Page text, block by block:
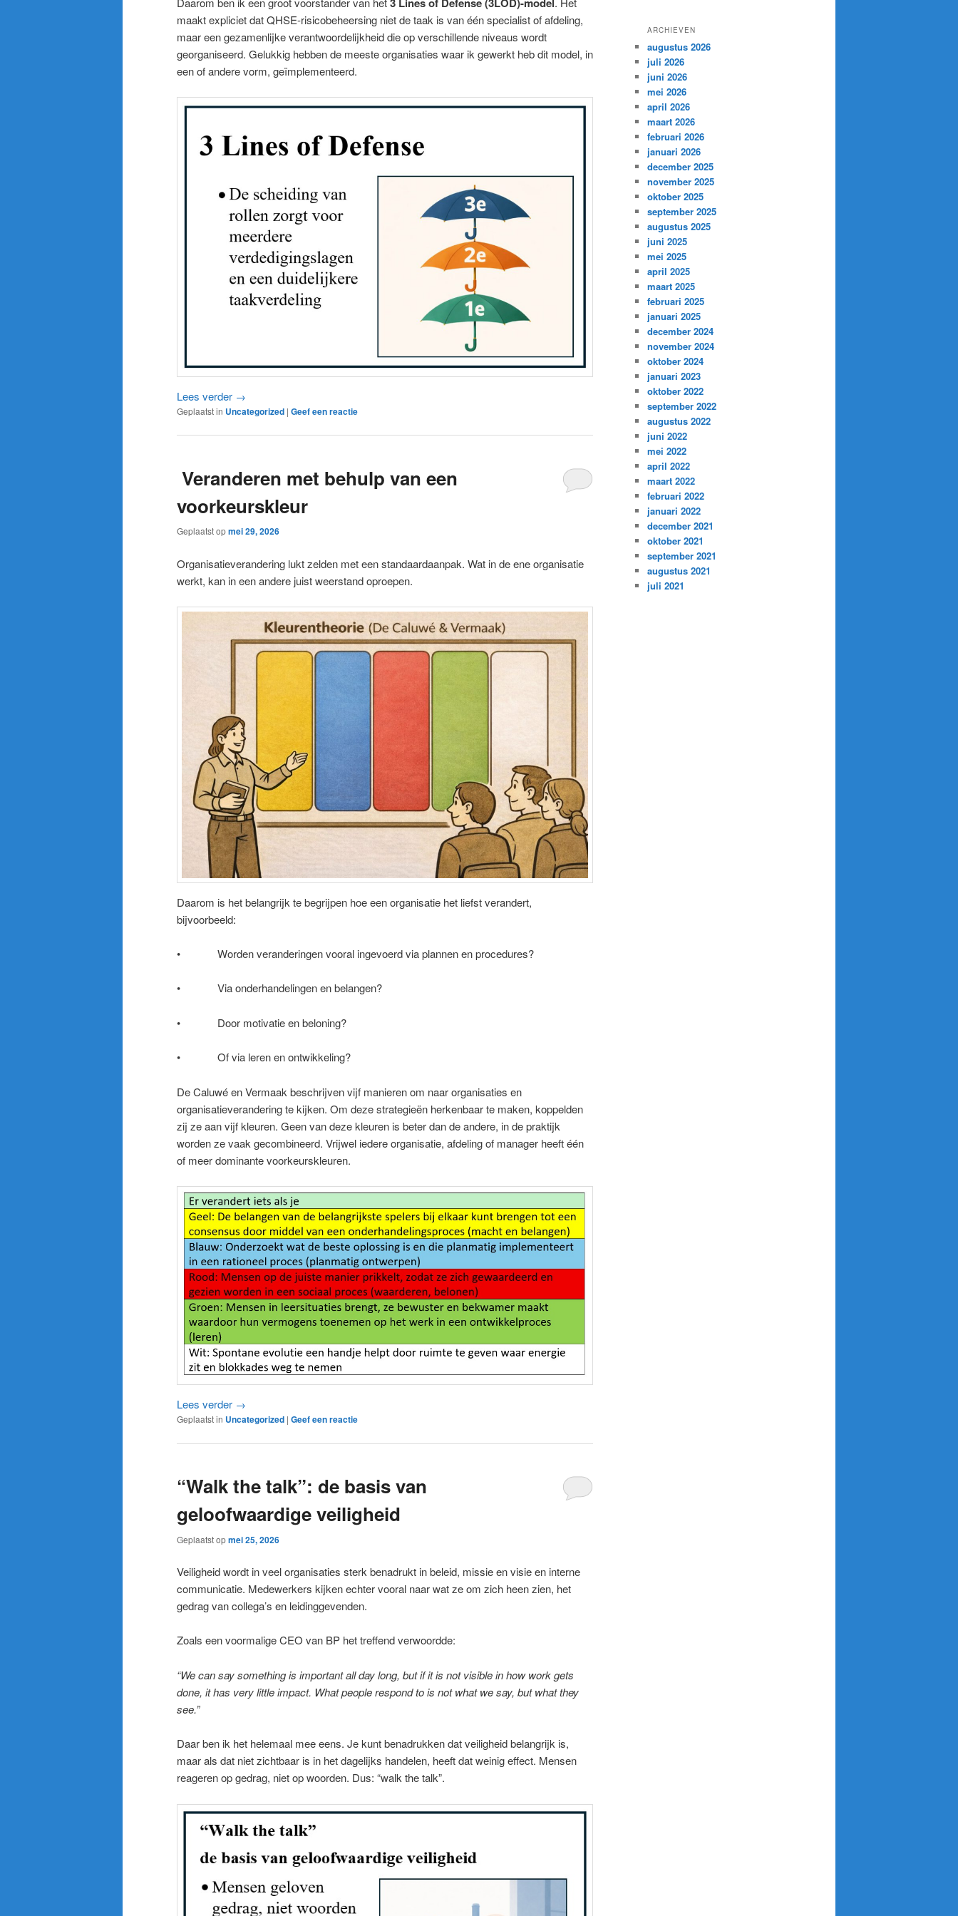
maakt expliciet dat QHSE-risicobeheersing niet de taak is van één specialist of afdeling,
maar een gezamenlijke verantwoordelijkheid die op verschillende niveaus wordt
georganiseerd. Gelukkig hebben de meeste organisaties waar ik gewerkt heb dit model, in
een of andere vorm, geïmplementeerd.
Lees verder →
Geplaatst in Uncategorized | Geef een reactie
Veranderen met behulp van een
voorkeurskleur
Geplaatst opmei 29, 2026
Organisatieverandering lukt zelden met een standaardaanpak. Wat in de ene organisatie
werkt, kan in een andere juist weerstand oproepen.
Daarom is het belangrijk te begrijpen hoe een organisatie het liefst verandert,
bijvoorbeeld:
• Worden veranderingen vooral ingevoerd via plannen en procedures?
• Via onderhandelingen en belangen?
• Door motivatie en beloning?
• Of via leren en ontwikkeling?
De Caluwé en Vermaak beschrijven vijf manieren om naar organisaties en
organisatieverandering te kijken. Om deze strategieën herkenbaar te maken, koppelden
zij ze aan vijf kleuren. Geen van deze kleuren is beter dan de andere, in de praktijk
worden ze vaak gecombineerd. Vrijwel iedere organisatie, afdeling of manager heeft één
of meer dominante voorkeurskleuren.
Lees verder →
Geplaatst in Uncategorized | Geef een reactie
“Walk the talk”: de basis van
geloofwaardige veiligheid
Geplaatst opmei 25, 2026
Veiligheid wordt in veel organisaties sterk benadrukt in beleid, missie en visie en interne
communicatie. Medewerkers kijken echter vooral naar wat ze om zich heen zien, het
gedrag van collega’s en leidinggevenden.
Zoals een voormalige CEO van BP het treffend verwoordde:
“We can say something is important all day long, but if it is not visible in how work gets
done, it has very little impact. What people respond to is not what we say, but what they
see.”
Daar ben ik het helemaal mee eens. Je kunt benadrukken dat veiligheid belangrijk is,
maar als dat niet zichtbaar is in het dagelijks handelen, heeft dat weinig effect. Mensen
reageren op gedrag, niet op woorden. Dus: “walk the talk”.
ARCHIEVEN
augustus 2026
juli 2026
juni 2026
mei 2026
april 2026
maart 2026
februari 2026
januari 2026
december 2025
november 2025
oktober 2025
september 2025
augustus 2025
juni 2025
mei 2025
april 2025
maart 2025
februari 2025
januari 2025
december 2024
november 2024
oktober 2024
januari 2023
oktober 2022
september 2022
augustus 2022
juni 2022
mei 2022
april 2022
maart 2022
februari 2022
januari 2022
december 2021
oktober 2021
september 2021
augustus 2021
juli 2021